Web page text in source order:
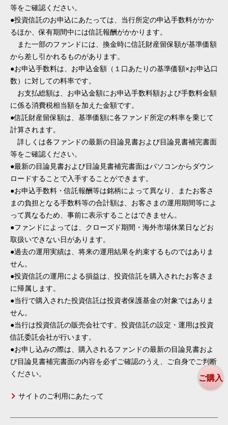
等をご確認ください。
●投資信託のお申込にあたっては、当行所定の申込手数料がかか
るほか、保有期間中には信託報酬がかかります。
また一部のファンドには、換金時に信託財産留保額が基準価額
から差し引かれるものがあります。
●お申込手数料は、お申込金額（１口あたりの基準価額×お申込口
数）に対しての料率です。
お支払総額は、お申込金額にお申込手数料額および手数料金額
に係る消費税相当額を加えた金額です。
●信託財産留保額は、基準価額に各ファンド所定の料率を乗じて
計算されます。
詳しくは各ファンドの最新の目論見書および目論見書補完書面
等をご確認ください。
●最新の目論見書および目論見書補完書面はパソコンからダウン
ロードすることで入手することができます。
●お申込手数料・信託報酬等は銘柄によって異なり、またお客さ
まの負担となる手数料等の合計額は、お客さまの運用期間等によ
って異なるため、事前に表示することはできません。
●ファンドによっては、クローズド期間・海外市場休業日などお
取扱いできない日があります。
●過去の運用実績は、将来の運用結果を約束するものではありま
せん。
●投資信託の運用による損益は、投資信託を購入されたお客さま
に帰属します。
●当行で購入された投資信託は投資者保護基金の対象ではありま
せん。
●当行は投資信託の販売会社です。投資信託の設定・運用は投資
信託委託会社が行います。
●お申し込みの際は、購入されるファンドの最新の目論見書およ
び目論見書補完書面の内容を必ずご確認のうえ、ご自身でご判断
ください。
サイトのご利用にあたって
ご購入